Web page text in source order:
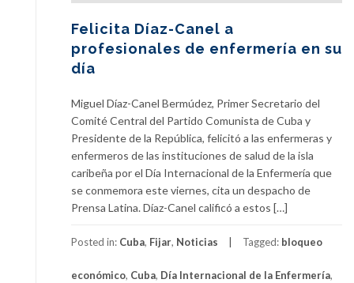
Felicita Díaz-Canel a
profesionales de enfermería en su
día
Miguel Díaz-Canel Bermúdez, Primer Secretario del
Comité Central del Partido Comunista de Cuba y
Presidente de la República, felicitó a las enfermeras y
enfermeros de las instituciones de salud de la isla
caribeña por el Día Internacional de la Enfermería que
se conmemora este viernes, cita un despacho de
Prensa Latina. Díaz-Canel calificó a estos […]
Posted in: Cuba, Fijar, Noticias Tagged: bloqueo
económico, Cuba, Día Internacional de la Enfermería,